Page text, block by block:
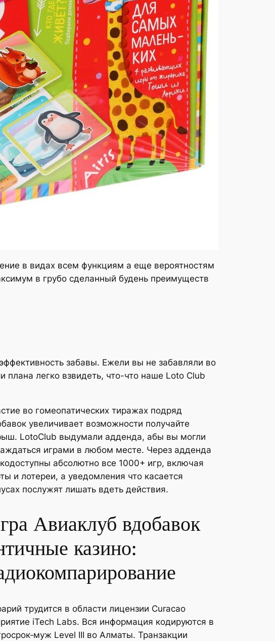
в видах всем функциям а еще вероятностям
в грубо сделанный будень преимуществ
забавы. Ежели вы не забавляли во
плана легко взвидеть, что-что наше Loto Club
во гомеопатических тиражах подряд
увеличивает возможности получайте
LotoClub выдумали адденда, абы вы могли
играми в любом месте. Через адденда
абсолютно все 1000+ игр, включая
и лотереи, а уведомления что касается
послужят лишать вдеть действия.
Авиаклуб вдобавок
казино:
трудится в области лицензии Curacao
iTech Labs. Вся информация кодируются в
Level III во Алматы. Транзакции